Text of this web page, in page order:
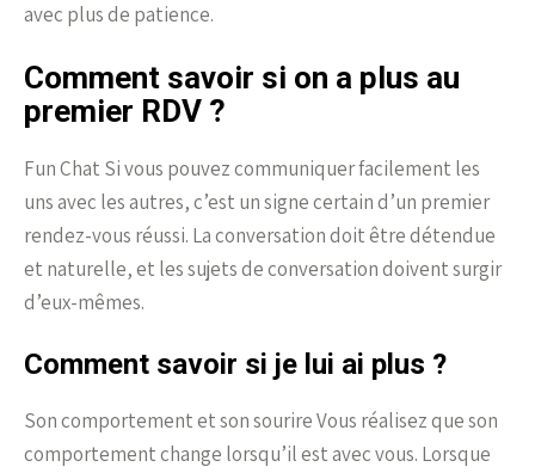
avec plus de patience.
Comment savoir si on a plus au
premier RDV ?
Fun Chat Si vous pouvez communiquer facilement les
uns avec les autres, c’est un signe certain d’un premier
rendez-vous réussi. La conversation doit être détendue
et naturelle, et les sujets de conversation doivent surgir
d’eux-mêmes.
Comment savoir si je lui ai plus ?
Son comportement et son sourire Vous réalisez que son
comportement change lorsqu’il est avec vous. Lorsque